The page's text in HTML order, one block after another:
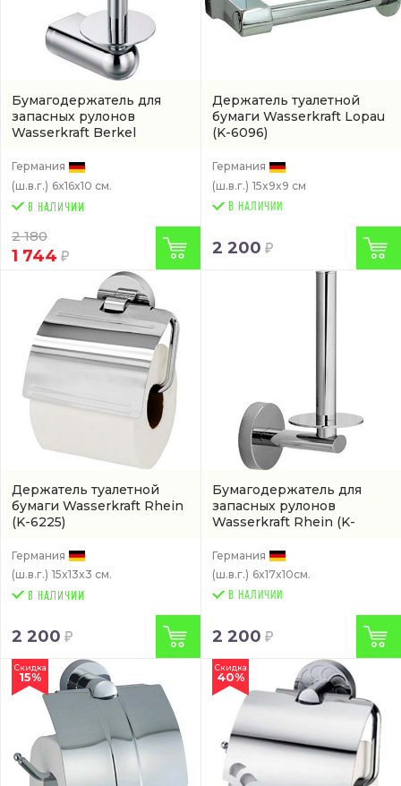
Бумагодержатель для
запасных рулонов
Wasserkraft Berkel
Германия
(ш.в.г.) 6x16x10 см.
2 180
1 744
Держатель туалетной
бумаги Wasserkraft Lopau
(K-6096)
Германия
(ш.в.г.) 15x9x9 см
В НАЛИЧИИ
2 200
Держатель туалетной
бумаги Wasserkraft Rhein
(K-6225)
Германия
(ш.в.г.) 15x13x3 см.
2 200
Бумагодержатель для
запасных рулонов
Wasserkraft Rhein (K-
Германия
(ш.в.г.) 6x17x10см.
В НАЛИЧИИ
2 200
Скидка
15%
Скидка
40%